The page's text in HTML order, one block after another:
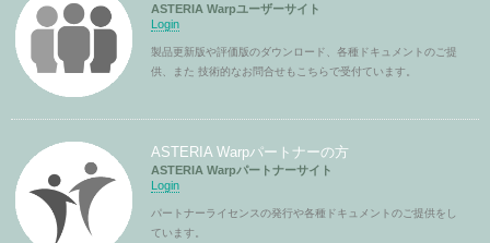
ASTERIA Warpユーザーサイト
Login
製品更新版や評価版のダウンロード、各種ドキュメントのご提
供、また 技術的なお問合せもこちらで受付ています。
ASTERIA Warpパートナーの方
ASTERIA Warpパートナーサイト
Login
パートナーライセンスの発行や各種ドキュメントのご提供をし
ています。